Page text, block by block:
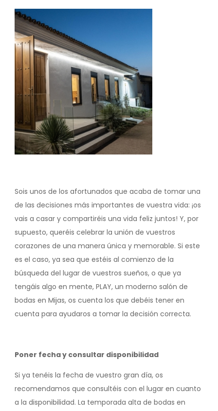
Image
Sois unos de los afortunados que acaba de tomar una
de las decisiones más importantes de vuestra vida: ¡os
vais a casar y compartiréis una vida feliz juntos! Y, por
supuesto, queréis celebrar la unión de vuestros
corazones de una manera única y memorable. Si este
es el caso, ya sea que estéis al comienzo de la
búsqueda del lugar de vuestros sueños, o que ya
tengáis algo en mente, PLAY, un moderno salón de
bodas en Mijas, os cuenta los que debéis tener en
cuenta para ayudaros a tomar la decisión correcta.
Poner fecha y consultar disponibilidad
Si ya tenéis la fecha de vuestro gran día, os
recomendamos que consultéis con el lugar en cuanto
a la disponibilidad. La temporada alta de bodas en